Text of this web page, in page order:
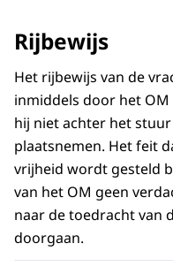
Rijbewijs
Het rijbewijs van de
inmiddels door het
hij niet achter het
plaatsnemen. Het feit
vrijheid wordt gesteld
van het OM geen
naar de toedracht van
doorgaan.